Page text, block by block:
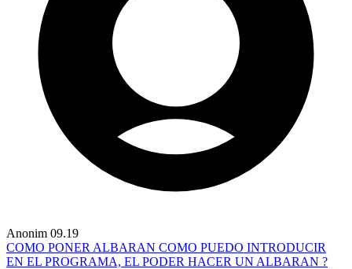
Anonim 09.19
COMO PONER ALBARAN COMO PUEDO INTRODUCIR
EN EL PROGRAMA, EL PODER HACER UN ALBARAN ?